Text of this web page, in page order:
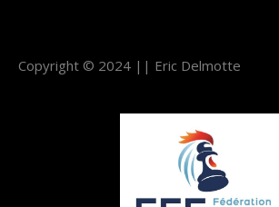
Copyright © 2024 || Eric Delmotte